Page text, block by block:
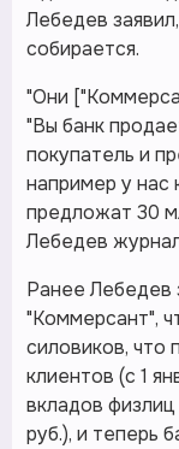
Лебедев
собирается.
"Они
"Вы банк
покупатель и
например у нас
предложат 30
Лебедев
Ранее Лебедев
"Коммерсант",
силовиков, что
клиентов (с 1
вкладов
руб.), и теперь